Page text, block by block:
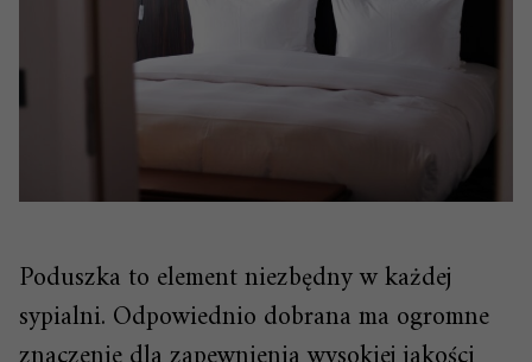
Poduszka to element niezbędny w każdej
sypialni. Odpowiednio dobrana ma ogromne